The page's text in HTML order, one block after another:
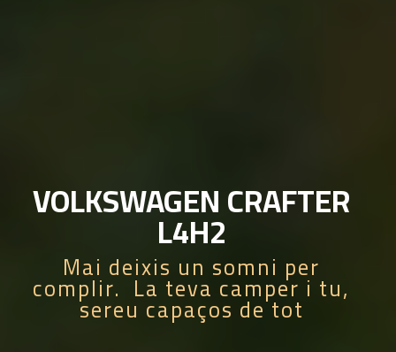
VOLKSWAGEN CRAFTER
L4H2
Mai deixis un somni per
complir. La teva camper i tu,
sereu capaços de tot